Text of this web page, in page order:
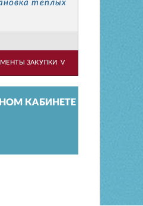
теплых
ЗАКУПКИ V
КАБИНЕТЕ